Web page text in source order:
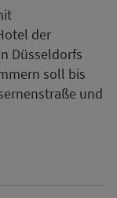
der
Düsseldorfs
soll bis
und